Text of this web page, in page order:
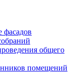
фасадов
общего
помещений